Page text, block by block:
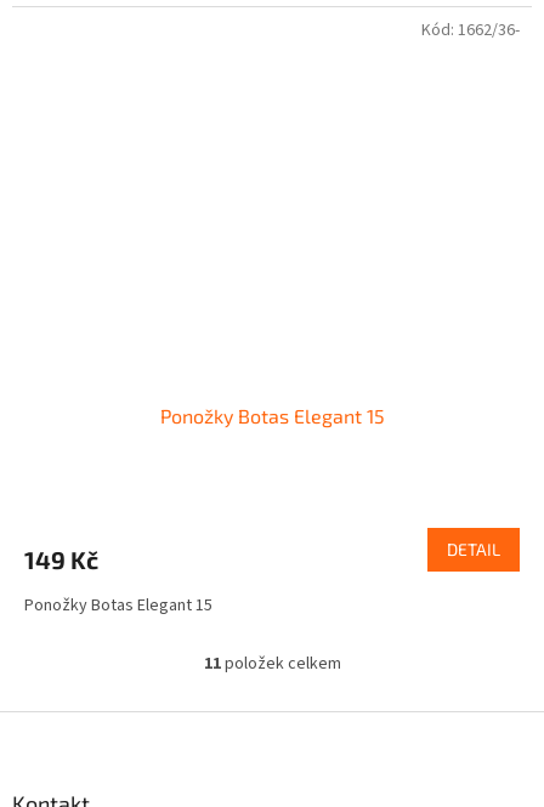
Ponožky Botas Elegant 15
149 Kč DETAIL
Ponožky Botas Elegant 15
Kód: 1662/36-
O
l
11položek celkem